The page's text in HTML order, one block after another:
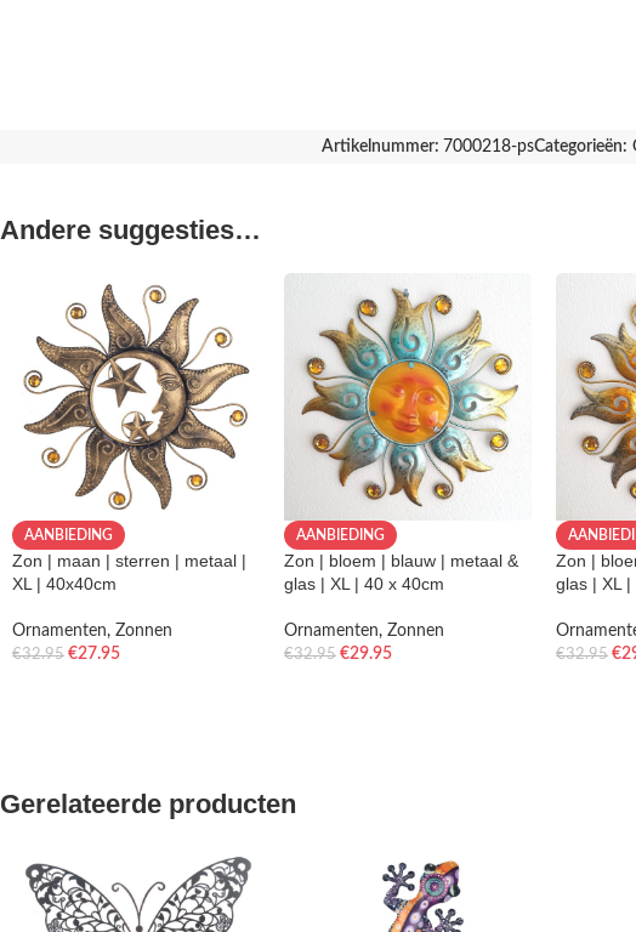
Artikelnummer: 7000218-psCategorieën:
Andere suggesties…
AANBIEDING
Zon | maan | sterren | metaal |
XL | 40x40cm
Ornamenten, Zonnen
€32.95 €27.95
AANBIEDING
Zon | bloem | blauw | metaal &
glas | XL | 40 x 40cm
Ornamenten, Zonnen
€32.95 €29.95
Zon |
glas | XL |
€32.95 €
Gerelateerde producten